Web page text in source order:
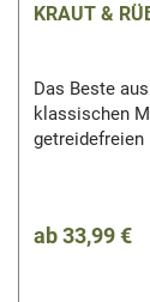
KRAUT &
Das Beste
klassischen
getreidefreien
ab33,99 €